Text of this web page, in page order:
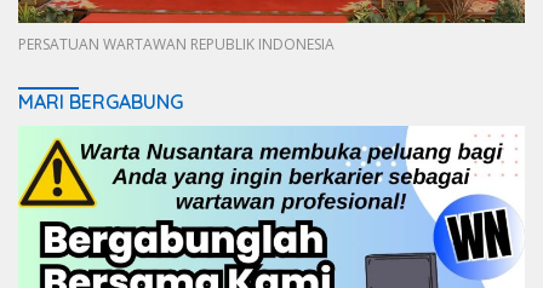
PERSATUAN WARTAWAN REPUBLIK INDONESIA
MARI BERGABUNG